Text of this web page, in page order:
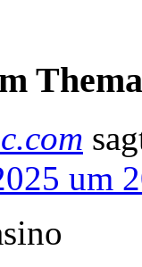
um